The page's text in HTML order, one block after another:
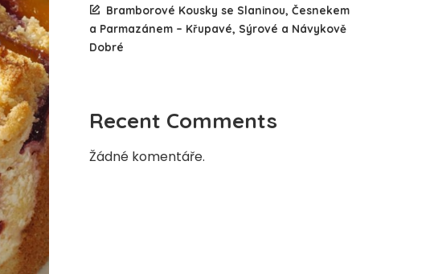
Bramborové Kousky se Slaninou, Česnekem
a Parmazánem – Křupavé, Sýrové a Návykově
Dobré
Recent Comments
Žádné komentáře.